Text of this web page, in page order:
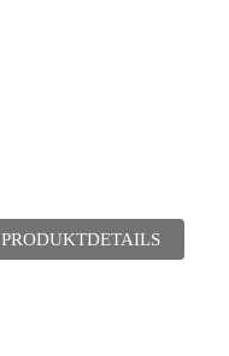
PRODUKTDETAILS